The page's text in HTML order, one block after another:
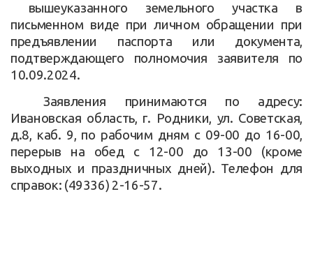
вышеуказанного земельного участка в
письменном виде при личном обращении при
предъявлении паспорта или документа,
подтверждающего полномочия заявителя по
10.09.2024.
Заявления принимаются по адресу:
Ивановская область, г. Родники, ул. Советская,
д.8, каб. 9, по рабочим дням с 09-00 до 16-00,
перерыв на обед с 12-00 до 13-00 (кроме
выходных и праздничных дней). Телефон для
справок: (49336) 2-16-57.